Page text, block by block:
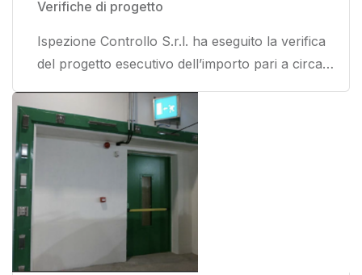
Verifiche di progetto
Ispezione Controllo S.r.l. ha eseguito la verifica
del progetto esecutivo dell’importo pari a circa…